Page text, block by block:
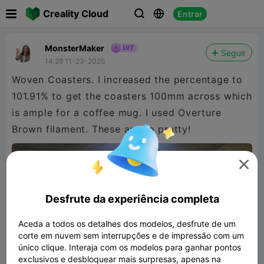
Creality Cloud   Entrar
MonsterMaker
14:28 11-23-2025
Seguir
Woven Coasters. I increased the percentage to
101.91% to get the coasters 100mm across which
is ample for a coffee mug. I used Overture
Brown filament. These are so pretty!

Desfrute da experiência completa
Aceda a todos os detalhes dos modelos, desfrute de um
corte em nuvem sem interrupções e de impressão com um
único clique. Interaja com os modelos para ganhar pontos
exclusivos e desbloquear mais surpresas, apenas na